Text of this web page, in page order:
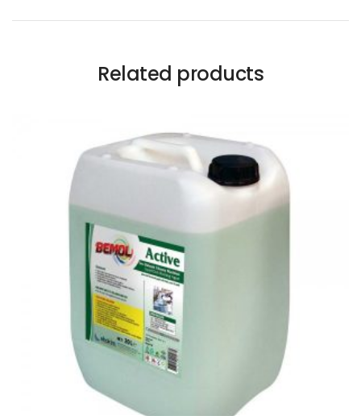
Related products